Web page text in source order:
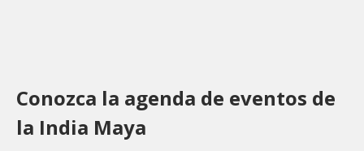
Conozca la agenda de eventos de
la India Maya